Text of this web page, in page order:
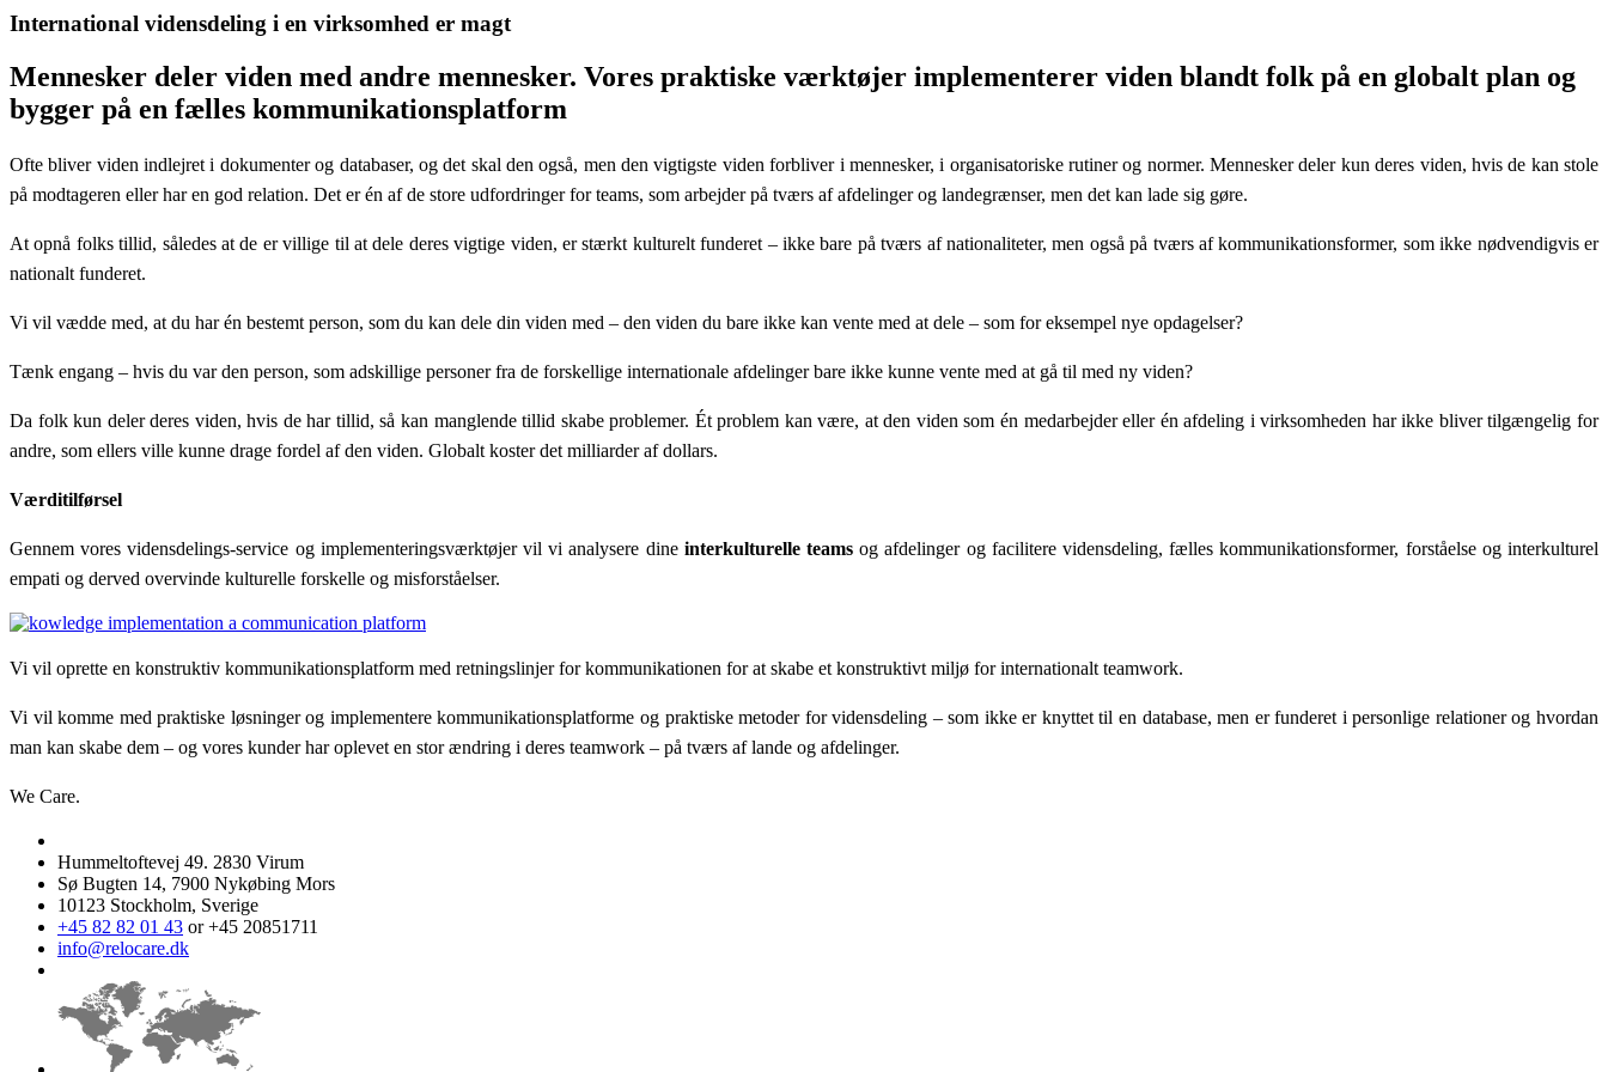
International vidensdeling i en virksomhed er magt
Mennesker deler viden med andre mennesker. Vores praktiske værktøjer implementerer viden blandt folk på en globalt plan og
bygger på en fælles kommunikationsplatform
Ofte bliver viden indlejret i dokumenter og databaser, og det skal den også, men den vigtigste viden forbliver i mennesker, i organisatoriske rutiner og normer. Mennesker deler kun deres viden, hvis de kan stole
på modtageren eller har en god relation. Det er én af de store udfordringer for teams, som arbejder på tværs af afdelinger og landegrænser, men det kan lade sig gøre.
At opnå folks tillid, således at de er villige til at dele deres vigtige viden, er stærkt kulturelt funderet – ikke bare på tværs af nationaliteter, men også på tværs af kommunikationsformer, som ikke nødvendigvis er
nationalt funderet.
Vi vil vædde med, at du har én bestemt person, som du kan dele din viden med – den viden du bare ikke kan vente med at dele – som for eksempel nye opdagelser?
Tænk engang – hvis du var den person, som adskillige personer fra de forskellige internationale afdelinger bare ikke kunne vente med at gå til med ny viden?
Da folk kun deler deres viden, hvis de har tillid, så kan manglende tillid skabe problemer. Ét problem kan være, at den viden som én medarbejder eller én afdeling i virksomheden har ikke bliver tilgængelig for
andre, som ellers ville kunne drage fordel af den viden. Globalt koster det milliarder af dollars.
Værditilførsel
Gennem vores vidensdelings-service og implementeringsværktøjer vil vi analysere dine interkulturelle teamsog afdelinger og facilitere vidensdeling, fælles kommunikationsformer, forståelse og interkulturel
empati og derved overvinde kulturelle forskelle og misforståelser.
Vi vil oprette en konstruktiv kommunikationsplatform med retningslinjer for kommunikationen for at skabe et konstruktivt miljø for internationalt teamwork.
Vi vil komme med praktiske løsninger og implementere kommunikationsplatforme og praktiske metoder for vidensdeling – som ikke er knyttet til en database, men er funderet i personlige relationer og hvordan
man kan skabe dem – og vores kunder har oplevet en stor ændring i deres teamwork – på tværs af lande og afdelinger.
We Care.
Hummeltoftevej 49. 2830 Virum
Sø Bugten 14, 7900 Nykøbing Mors
10123 Stockholm, Sverige
+45 82 82 01 43 or +45 20851711
info@relocare.dk